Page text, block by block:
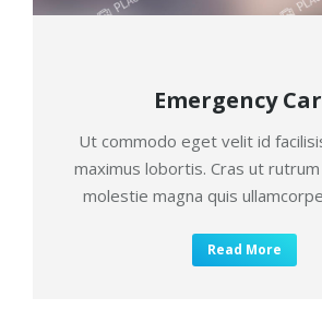
Emergency
Ut commodo eget velit id
maximus lobortis. Cras ut
molestie magna quis
Read More